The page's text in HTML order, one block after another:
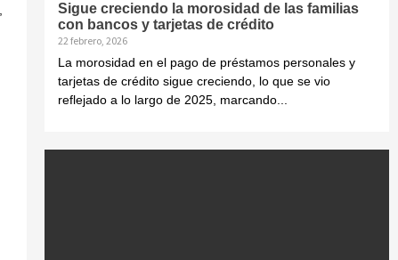
Sigue creciendo la morosidad de las familias
con bancos y tarjetas de crédito
22 febrero, 2026
La morosidad en el pago de préstamos personales y
tarjetas de crédito sigue creciendo, lo que se vio
reflejado a lo largo de 2025, marcando...